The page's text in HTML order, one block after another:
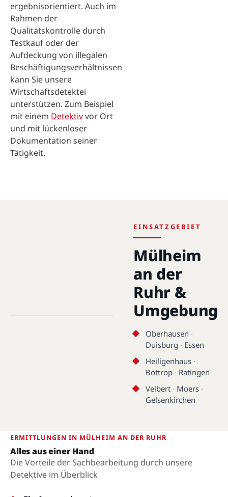
ergebnisorientiert. Auch im
Rahmen der
Qualitätskontrolle durch
Testkauf oder der
Aufdeckung von illegalen
Beschäftigungsverhältnissen
kann Sie unsere
Wirtschaftsdetektei
unterstützen. Zum Beispiel
mit einem Detektivvor Ort
und mit lückenloser
Dokumentation seiner
Tätigkeit.
EINSATZGEBIET
Mülheim
an der
Ruhr &
Umgebung
Oberhausen ·
Duisburg · Essen
Heiligenhaus ·
Bottrop · Ratingen
Velbert · Moers ·
Gelsenkirchen
ERMITTLUNGEN IN MÜLHEIM AN DER RUHR
Alles aus einer Hand
Die Vorteile der Sachbearbeitung durch unsere
Detektive im Überblick